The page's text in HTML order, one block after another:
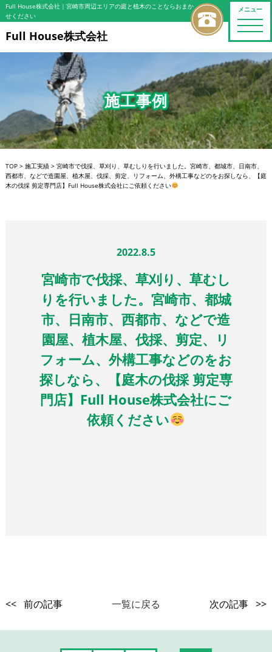
メニュー
toggle
Full House株式会社｜宮崎市周辺エリアの庭と植木のことならおまか
せください
Full House株式会社
施工事例
TOP> 施工実績> 宮崎市で伐採、草刈り、草むしりを行いました。宮崎市、都城市、日南市、
西都市、などで造園屋、植木屋、伐採、剪定、リフォーム、外構工事などのをお探しなら、【庭
木の伐採 剪定専門店】Full House株式会社にご依頼ください
2022.8.5
宮崎市で伐採、草刈り、草むし
りを行いました。宮崎市、都城
市、日南市、西都市、などで造
園屋、植木屋、伐採、剪定、リ
フォーム、外構工事などのをお
探しなら、【庭木の伐採 剪定専
門店】Full House株式会社にご
依頼ください
<< 前の記事 一覧に戻る 次の記事 >>